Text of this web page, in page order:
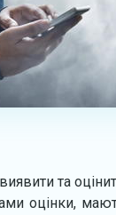
та
оцінки,